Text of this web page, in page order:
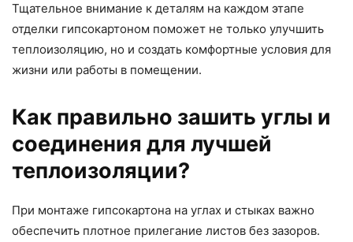
Тщательное внимание к деталям на каждом этапе
отделки гипсокартоном поможет не только улучшить
теплоизоляцию, но и создать комфортные условия для
жизни или работы в помещении.
Как правильно зашить углы и
соединения для лучшей
теплоизоляции?
При монтаже гипсокартона на углах и стыках важно
обеспечить плотное прилегание листов без зазоров.